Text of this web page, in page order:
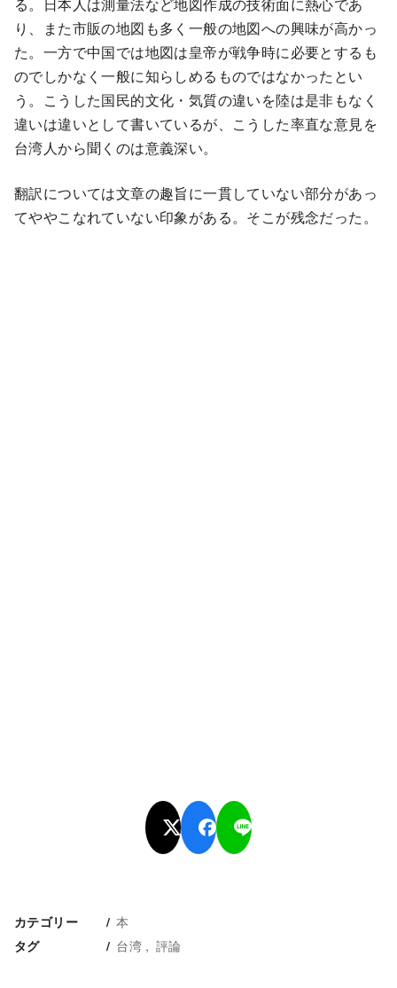
り、また市販の地図も多く一般の地図への興味が高かっ
た。一方で中国では地図は皇帝が戦争時に必要とするも
のでしかなく一般に知らしめるものではなかったとい
う。こうした国民的文化・気質の違いを陸は是非もなく
違いは違いとして書いているが、こうした率直な意見を
台湾人から聞くのは意義深い。
翻訳については文章の趣旨に一貫していない部分があっ
てややこなれていない印象がある。そこが残念だった。
カテゴリー 本
タグ 台湾 評論